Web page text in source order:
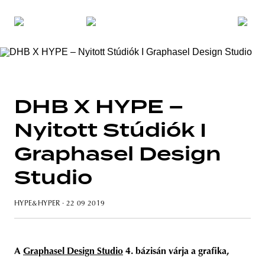
DHB X HYPE –
Nyitott Stúdiók I
Graphasel Design
Studio
HYPE&HYPER · 22 09 2019
A Graphasel Design Studio 4. bázisán várja a grafika,